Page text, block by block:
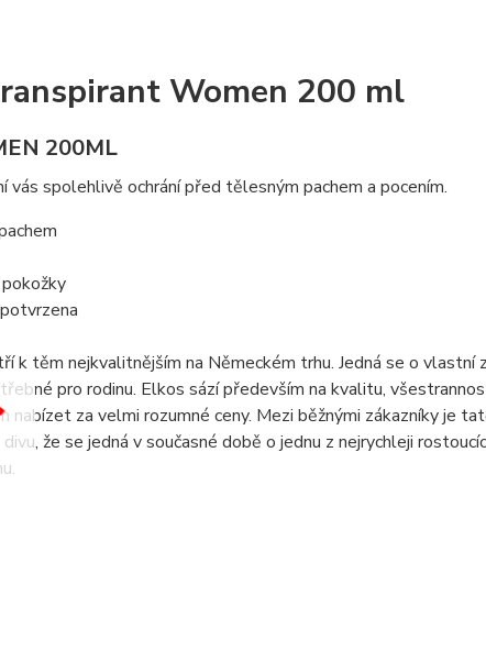
Women 200 ml
200ML
spolehlivě ochrání před tělesným pachem a pocením.
k těm nejkvalitnějším na Německém trhu. Jedná se o vlastní
pro rodinu. Elkos sází především na kvalitu,
nabízet za velmi rozumné ceny. Mezi běžnými zákazníky je
že se jedná v současné době o jednu z nejrychleji